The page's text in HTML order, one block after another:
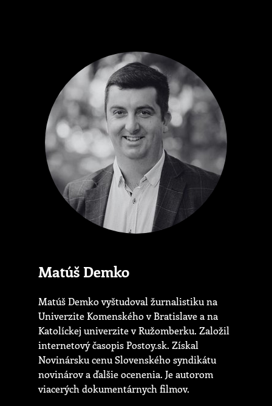
Matúš Demko
Matúš Demko vyštudoval žurnalistiku na
Univerzite Komenského v Bratislave a na
Katolíckej univerzite v Ružomberku. Založil
internetový časopis Postoy.sk. Získal
Novinársku cenu Slovenského syndikátu
novinárov a ďalšie ocenenia. Je autorom
viacerých dokumentárnych filmov.